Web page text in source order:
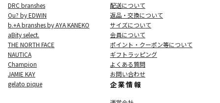
DRC branshes
Ou? by EDWIN
b.+A branshes by AYA KANEKO
aBity select.
THE NORTH FACE
NAUTICA
Champion
JAMIE KAY
gelato pique
配送について
返品・交換について
サイズについて
会員について
ポイント・クーポン等について
ギフトラッピング
よくある質問
お問い合わせ
企業情報